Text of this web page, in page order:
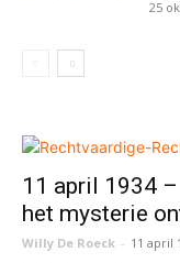
25
11 april 1934
het mysterie
Willy De Roeck - 11 april